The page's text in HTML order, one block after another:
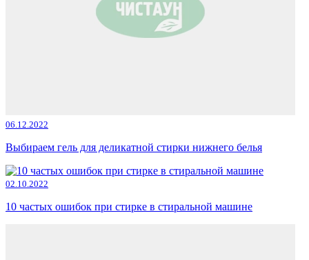
06.12.2022
Выбираем гель для деликатной стирки нижнего белья
02.10.2022
10 частых ошибок при стирке в стиральной машине